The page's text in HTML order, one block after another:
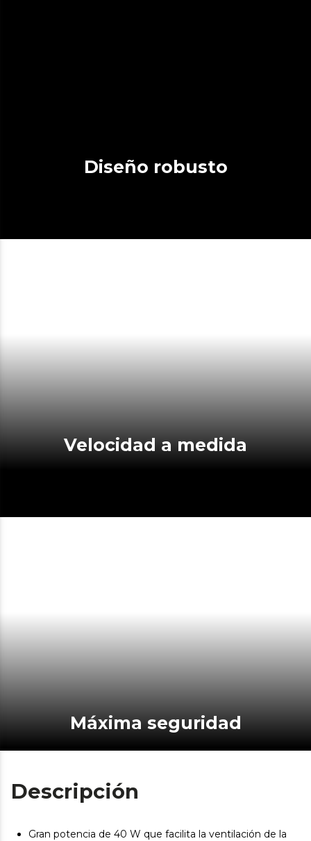
Diseño robusto
Velocidad a medida
Máxima seguridad
Descripción
Gran potencia de 40 W que facilita la ventilación de la